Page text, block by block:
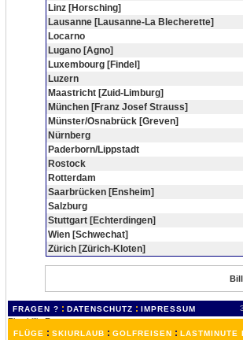
Linz [Horsching]
Lausanne [Lausanne-La Blecherette]
Locarno
Lugano [Agno]
Luxembourg [Findel]
Luzern
Maastricht [Zuid-Limburg]
München [Franz Josef Strauss]
Münster/Osnabrück [Greven]
Nürnberg
Paderborn/Lippstadt
Rostock
Rotterdam
Saarbrücken [Ensheim]
Salzburg
Stuttgart [Echterdingen]
Wien [Schwechat]
Zürich [Zürich-Kloten]
FRAGEN ? : DATENSCHUTZ : IMPRESSUM
FLÜGE : SKIURLAUB : GOLFREISEN : LASTMINUTE